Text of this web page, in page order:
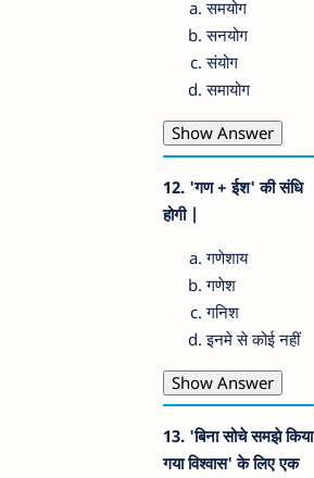
समयोग
सनयोग
संयोग
समायोग
Show Answer
12. 'गण + ईश' की संधि
होगी |
गणेशाय
गणेश
गनिश
इनमे से कोई नहीं
Show Answer
13. 'बिना सोचे समझे किया
गया विश्वास' के लिए एक